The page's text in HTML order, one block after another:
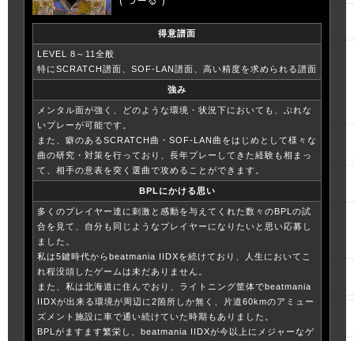
得意譜面
LEVEL 8～11全般
特にSCRATCH譜面、SOF-LAN譜面、高い精度を求められる譜面
強み
メンタル面が強く、どのような環境・状況下においても、ぶれな
いプレーが可能です。
また、癖のあるSCRATCH曲・SOF-LAN曲をはじめとして様々な
曲の研究・対策を行っており、長年プレーしてきた経験も相まっ
て、相手の意表を突く選曲で攻めることができます。
BPLにかける思い
多くのプレイヤー達に刺激と感動を与えてくれた数々のBPLの試
合を見て、自分も同じようなプレイヤーになりたいと思い応募し
ました。
私は5鍵時代からbeatmania IIDXを続けており、人生においてこ
れ程没頭したゲームは未だありません。
また、私は北海道に住んでおり、ライトニング筐体でbeatmania
IIDXが出来る環境が周辺に2箇所しか無く、片道60kmのアミュー
ズメント施設に車で通い続けていた時期もありました。
BPLがますます繁栄し、beatmania IIDXが今以上にメジャーなゲ